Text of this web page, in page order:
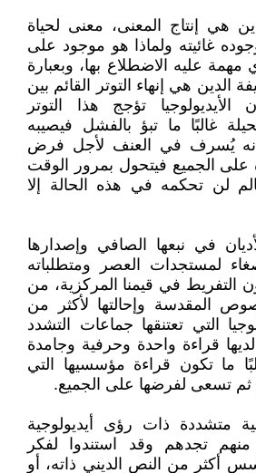
هي إنتاج المعنى، معنى لحياة
غائيته ولماذا هو موجود على
عليه الاضطلاع بها، وبعبارة
الدين هي إنهاء التوتر القائم بين
الأيديولوجيا تؤجج هذا التوتر
غالبًا ما تبؤ بالفشل فيصيبه
أنه يُسرف في العنف لأجل فرض
على الجميع فيتحول بمرور الوقت
لن تحكمه في هذه الحالة إلا
في نبعها الصافي وإصدارها
لمستجدات العصر ومتطلباته
التفريط في قيمنا المركزية، من
المقدسة وإحالتها لأكثر من
التي تعتنقها جماعات التشدد
لديها قراءة واحدة وحرفية وجامدة
ما تكون قراءة مؤسسيها التي
ثم تسعى لفرضها على الجميع.
متشددة ذات رؤى أيديولوجية
تجدهم وقد استندوا لفكر
أكثر من النص الديني ذاته، أو